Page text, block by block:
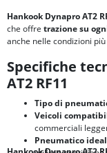
Hankook Dynapro AT2
che offre trazione su
anche nelle condizioni
Specifiche
AT2 RF11
Tipo di
Veicoli
commerciali
Pneumatico